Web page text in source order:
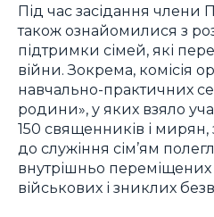
Під час засідання члени
також ознайомилися з
підтримки сімей, які
війни. Зокрема, комісія
навчально-практичних
родини», у яких взяло
150 священників і мирян,
до служіння сім’ям
внутрішньо переміщених
військових і зниклих